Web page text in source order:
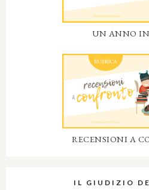
UN ANNO IN
RECENSIONI A
IL GIUDIZIO